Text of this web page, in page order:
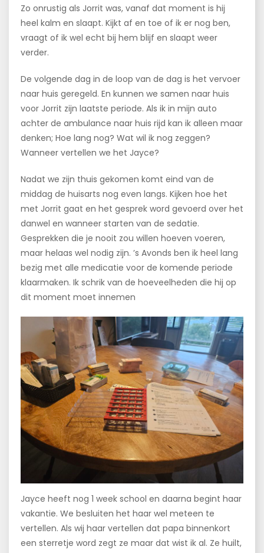
Zo onrustig als Jorrit was, vanaf dat moment is hij
heel kalm en slaapt. Kijkt af en toe of ik er nog ben,
vraagt of ik wel echt bij hem blijf en slaapt weer
verder.
De volgende dag in de loop van de dag is het vervoer
naar huis geregeld. En kunnen we samen naar huis
voor Jorrit zijn laatste periode. Als ik in mijn auto
achter de ambulance naar huis rijd kan ik alleen maar
denken; Hoe lang nog? Wat wil ik nog zeggen?
Wanneer vertellen we het Jayce?
Nadat we zijn thuis gekomen komt eind van de
middag de huisarts nog even langs. Kijken hoe het
met Jorrit gaat en het gesprek word gevoerd over het
danwel en wanneer starten van de sedatie.
Gesprekken die je nooit zou willen hoeven voeren,
maar helaas wel nodig zijn. ’s Avonds ben ik heel lang
bezig met alle medicatie voor de komende periode
klaarmaken. Ik schrik van de hoeveelheden die hij op
dit moment moet innemen
Jayce heeft nog 1 week school en daarna begint haar
vakantie. We besluiten het haar wel meteen te
vertellen. Als wij haar vertellen dat papa binnenkort
een sterretje word zegt ze maar dat wist ik al. Ze huilt,